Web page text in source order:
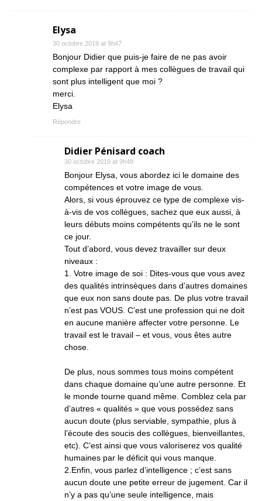
Elysa
30 octobre 2019 at 9h47
Bonjour Didier que puis-je faire de ne pas avoir
complexe par rapport à mes collègues de travail qui
sont plus intelligent que moi ?
merci.
Elysa
Répondre
Didier Pénisard coach
30 octobre 2019 at 9h49
Bonjour Elysa, vous abordez ici le domaine des
compétences et votre image de vous.
Alors, si vous éprouvez ce type de complexe vis-
à-vis de vos collègues, sachez que eux aussi, à
leurs débuts moins compétents qu’ils ne le sont
ce jour.
Tout d’abord, vous devez travailler sur deux
niveaux :
1. Votre image de soi : Dites-vous que vous avez
des qualités intrinsèques dans d’autres domaines
que eux non sans doute pas. De plus votre travail
n’est pas VOUS. C’est une profession qui ne doit
en aucune manière affecter votre personne. Le
travail est le travail – et vous, vous êtes autre
chose.
De plus, nous sommes tous moins compétent
dans chaque domaine qu’une autre personne. Et
le monde tourne quand même. Comblez cela par
d’autres « qualités » que vous possédez sans
aucun doute (plus serviable, sympathie, plus à
l’écoute des soucis des collègues, bienveillantes,
etc). C’est ainsi que vous valoriserez vos qualité
humaines par le déficit qui vous manque.
2.Enfin, vous parlez d’intelligence ; c’est sans
aucun doute une petite erreur de jugement. Car il
n’y a pas qu’une seule intelligence, mais